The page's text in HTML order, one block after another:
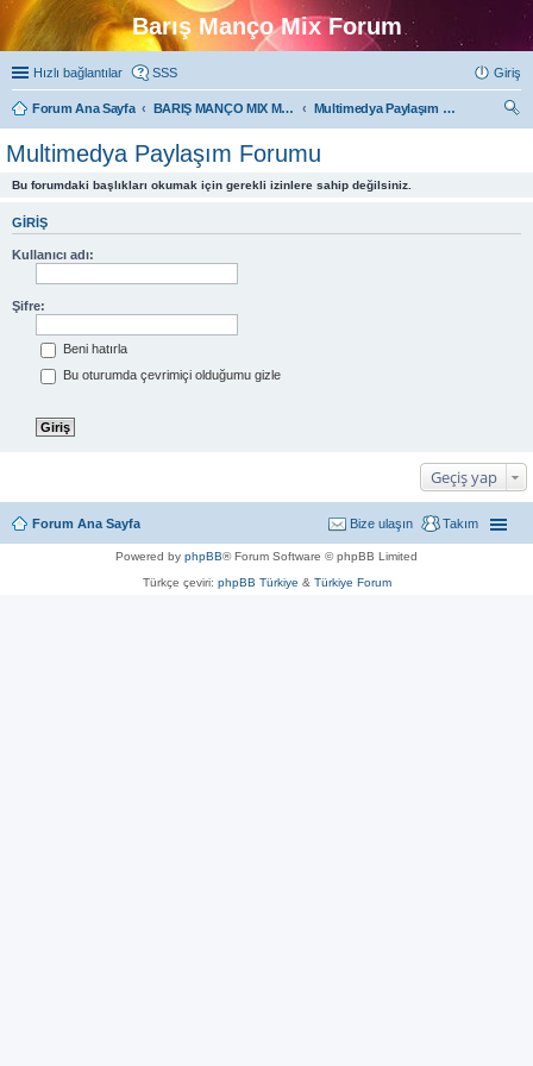
Barış Manço Mix Forum
Hızlı bağlantılar SSS Giriş
Forum Ana Sayfa BARIŞ MANÇO MIX MULTIMEDYA FORUMLARI
Multimedya Paylaşım Forumu
Multimedya Paylaşım Forumu
Bu forumdaki başlıkları okumak için gerekli izinlere sahip değilsiniz.
GIRIŞ
Kullanıcı adı:
Şifre:
Beni hatırla
Bu oturumda çevrimiçi olduğumu gizle
Geçiş yap
Forum Ana Sayfa Takım
Bize ulaşın
Powered by phpBB® Forum Software © phpBB Limited
Türkçe çeviri: phpBB Türkiye & Türkiye Forum